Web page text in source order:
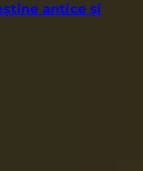
antice și